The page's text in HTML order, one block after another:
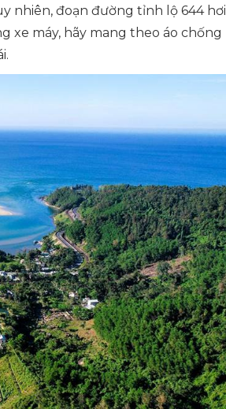
nhiên, đoạn đường tỉnh lộ 644 hơi
xe máy, hãy mang theo áo chống